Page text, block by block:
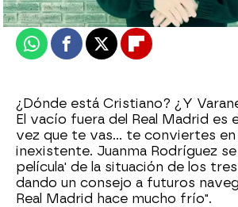
Publicado:24 de febrero de 2022,
WhatsappFacebook
X Flipboard
¿Dónde está Cristiano? ¿Y
El vacío fuera del Real Madrid es
vez que te vas... te conviertes
inexistente. Juanma Rodríguez se
película' de la situación de los
dando un consejo a futuros
Real Madrid hace mucho frío".